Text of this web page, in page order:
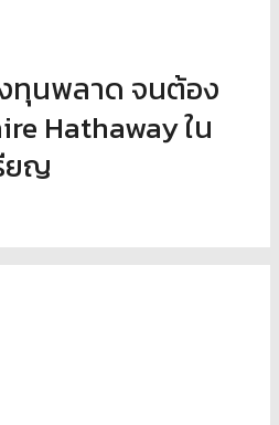
ทุนพลาด จนต้อง
Hathaway ใน
ยญ